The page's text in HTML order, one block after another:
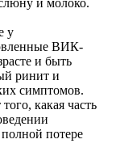
и молоко.
у
ВИК-
и быть
ринит и
симптомов.
какая часть
потере